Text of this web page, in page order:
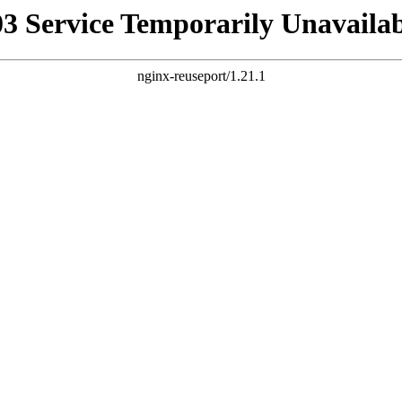
Service Temporarily
nginx-reuseport/1.21.1